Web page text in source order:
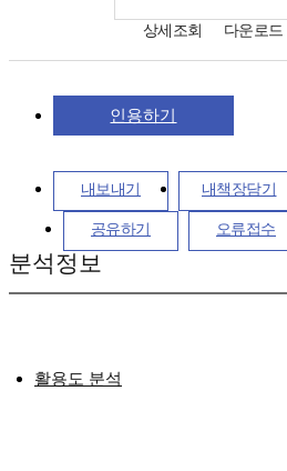
상세조회 다운로드
인용하기
내보내기 내책장담기
공유하기 오류접수
분석정보
활용도 분석